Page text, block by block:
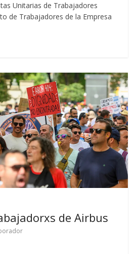
Unitarias de Trabajadores
de Trabajadores de la Empresa
de Airbus